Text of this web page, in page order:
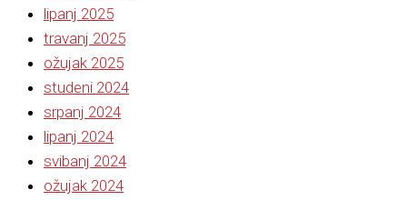
lipanj 2025
travanj 2025
ožujak 2025
studeni 2024
srpanj 2024
lipanj 2024
svibanj 2024
ožujak 2024